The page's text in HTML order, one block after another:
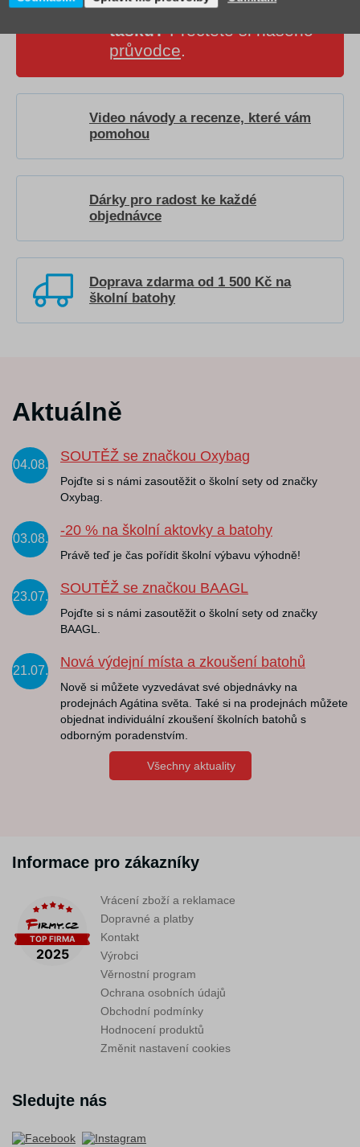
Jak správně vybrat školní
tašku?Přečtěte si našeho
průvodce.
Video návody a recenze, které vám
pomohou
Dárky pro radost ke každé
objednávce
Doprava zdarma od 1 500 Kč na
školní batohy
Aktuálně
04.08.
SOUTĚŽ se značkou Oxybag
Pojďte si s námi zasoutěžit o školní sety od značky
Oxybag.
03.08.
-20 % na školní aktovky a batohy
Právě teď je čas pořídit školní výbavu výhodně!
23.07.
SOUTĚŽ se značkou BAAGL
Pojďte si s námi zasoutěžit o školní sety od značky
BAAGL.
21.07.
Nová výdejní místa a zkoušení batohů
Nově si můžete vyzvedávat své objednávky na
prodejnách Agátina světa. Také si na prodejnách můžete
objednat individuální zkoušení školních batohů s
odborným poradenstvím.
Všechny aktuality
Informace pro zákazníky
Vrácení zboží a reklamace
Dopravné a platby
Kontakt
Výrobci
Věrnostní program
Ochrana osobních údajů
Obchodní podmínky
Hodnocení produktů
Změnit nastavení cookies
Sledujte nás